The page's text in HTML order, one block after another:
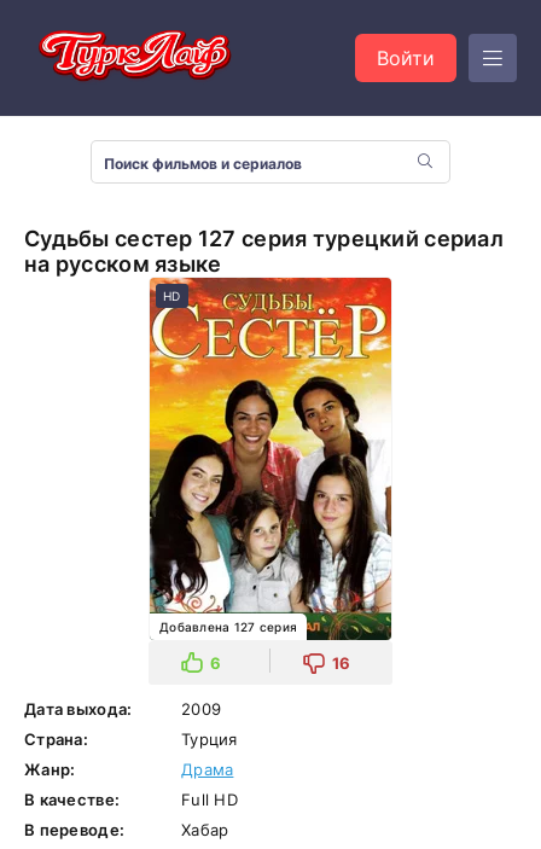
Войти
Судьбы сестер 127 серия турецкий сериал
на русском языке
HD
Добавлена 127 серия
6 16
Дата выхода:
2009
Страна:
Турция
Жанр:
Драма
В качестве:
Full HD
В переводе:
Хабар